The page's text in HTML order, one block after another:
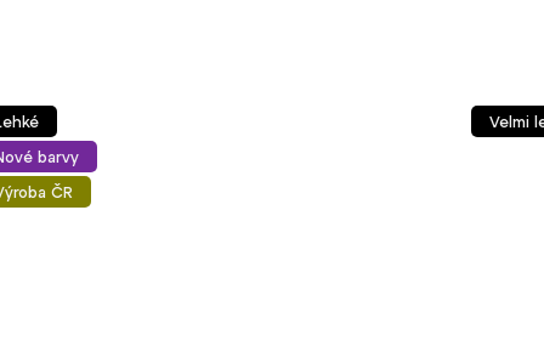
barvy
ČR
Velmi